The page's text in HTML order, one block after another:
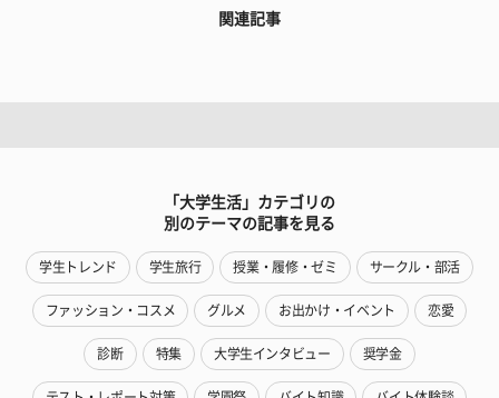
関連記事
「大学生活」カテゴリの
別のテーマの記事を見る
学生トレンド 学生旅行 授業・履修・ゼミ サークル・部活
ファッション・コスメ グルメ お出かけ・イベント 恋愛
診断 特集 大学生インタビュー 奨学金